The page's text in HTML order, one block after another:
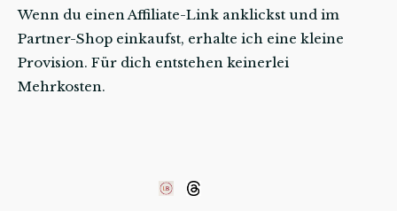
Wenn du einen Affiliate-Link anklickst und im
Partner-Shop einkaufst, erhalte ich eine kleine
Provision. Für dich entstehen keinerlei
Mehrkosten.